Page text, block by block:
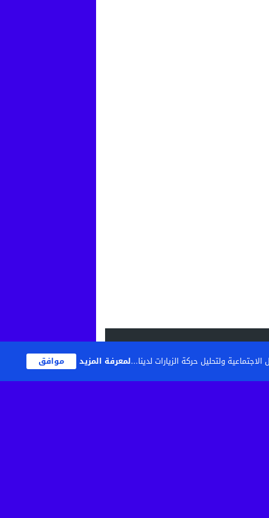
ولتحليل حركة الزيارات لدينا...لمعرفة المزيد موافق